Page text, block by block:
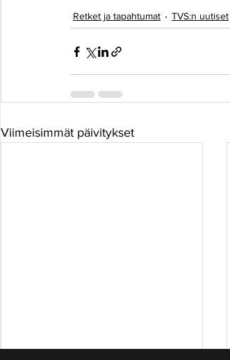
Retket ja tapahtumat TVS:n uutiset
Viimeisimmät päivitykset